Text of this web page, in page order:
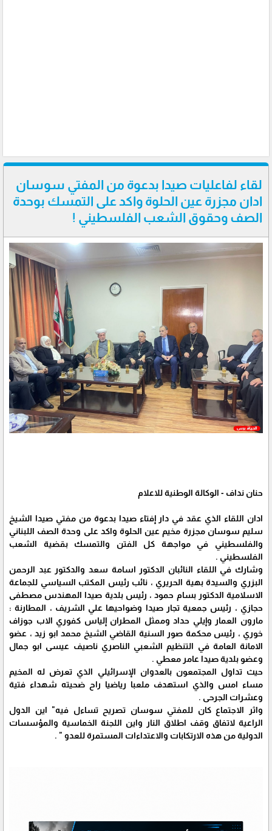
لقاء لفاعليات صيدا بدعوة من المفتي سوسان
ادان مجزرة عين الحلوة واكد على التمسك بوحدة
الصف وحقوق الشعب الفلسطيني !
حنان نداف - الوكالة الوطنية للاعلام
ادان اللقاء الذي عقد في دار إفتاء صيدا بدعوة من مفتي صيدا الشيخ
سليم سوسان مجزرة مخيم عين الحلوة واكد على وحدة الصف اللبناني
والفلسطيني في مواجهة كل الفتن والتمسك بقضية الشعب
الفلسطيني .
وشارك في اللقاء النائبان الدكتور اسامة سعد والدكتور عبد الرحمن
البزري والسيدة بهية الحريري ، نائب رئيس المكتب السياسي للجماعة
الاسلامية الدكتور بسام حمود ، رئيس بلدية صيدا المهندس مصطفى
حجازي ، رئيس جمعية تجار صيدا وضواحيها علي الشريف ، المطارنة :
مارون العمار وإيلي حداد وممثل المطران إلياس كفوري الاب جوزاف
خوري ، رئيس محكمة صور السنية القاضي الشيخ محمد ابو زيد ، عضو
الامانة العامة في التنظيم الشعبي الناصري ناصيف عيسى ابو جمال
وعضو بلدية صيدا عامر معطي .
حيث تداول المجتمعون بالعدوان الإسرائيلي الذي تعرض له المخيم
مساء امس والذي استهدف ملعبا رياضيا راح ضحيته شهداء فتية
وعشرات الجرحى .
واثر الاجتماع كان للمفتي سوسان تصريح تساءل فيه" اين الدول
الراعية لاتفاق وقف اطلاق النار واين اللجنة الخماسية والمؤسسات
الدولية من هذه الارتكابات والاعتداءات المستمرة للعدو " .